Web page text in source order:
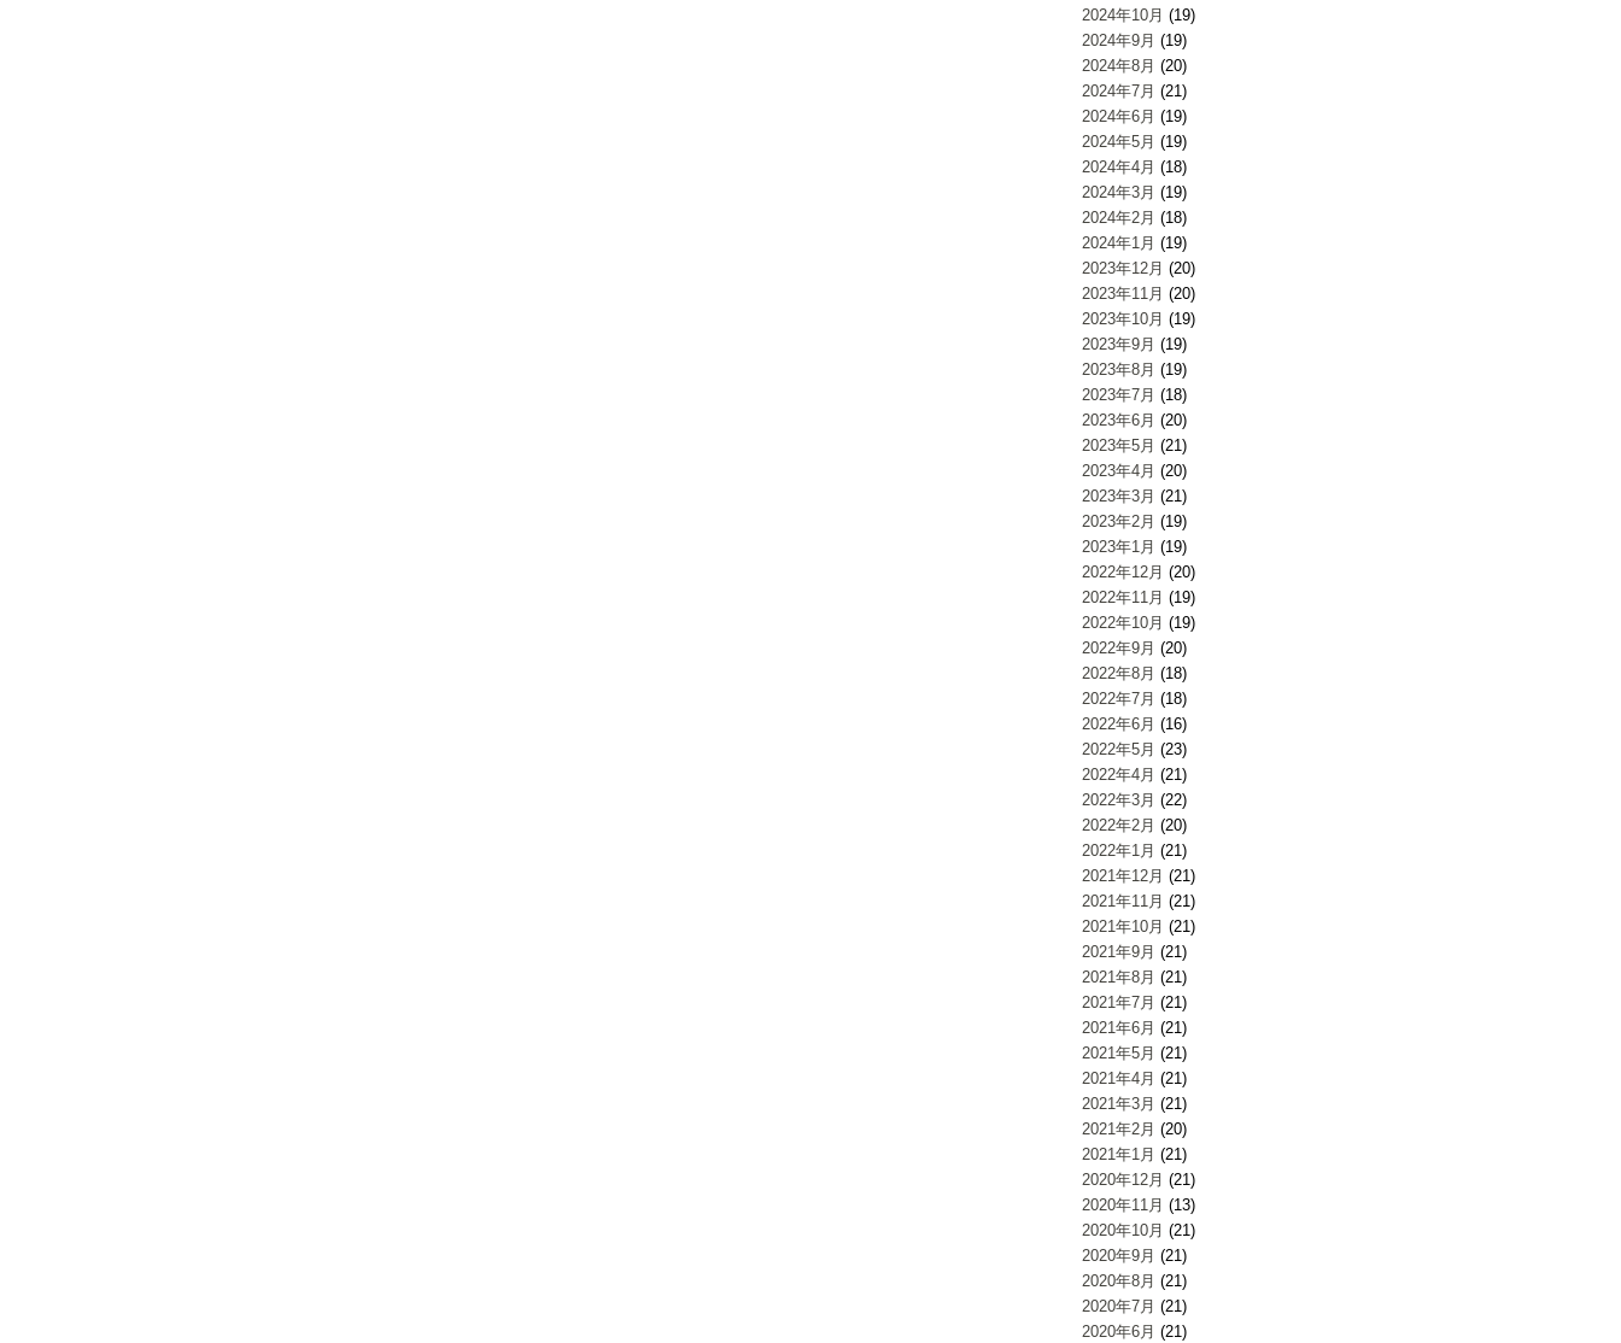
2024年10月 (19)
2024年9月 (19)
2024年8月 (20)
2024年7月 (21)
2024年6月 (19)
2024年5月 (19)
2024年4月 (18)
2024年3月 (19)
2024年2月 (18)
2024年1月 (19)
2023年12月 (20)
2023年11月 (20)
2023年10月 (19)
2023年9月 (19)
2023年8月 (19)
2023年7月 (18)
2023年6月 (20)
2023年5月 (21)
2023年4月 (20)
2023年3月 (21)
2023年2月 (19)
2023年1月 (19)
2022年12月 (20)
2022年11月 (19)
2022年10月 (19)
2022年9月 (20)
2022年8月 (18)
2022年7月 (18)
2022年6月 (16)
2022年5月 (23)
2022年4月 (21)
2022年3月 (22)
2022年2月 (20)
2022年1月 (21)
2021年12月 (21)
2021年11月 (21)
2021年10月 (21)
2021年9月 (21)
2021年8月 (21)
2021年7月 (21)
2021年6月 (21)
2021年5月 (21)
2021年4月 (21)
2021年3月 (21)
2021年2月 (20)
2021年1月 (21)
2020年12月 (21)
2020年11月 (13)
2020年10月 (21)
2020年9月 (21)
2020年8月 (21)
2020年7月 (21)
2020年6月 (21)